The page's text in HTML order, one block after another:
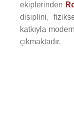
ekiplerinden
disiplini,
katkıyla
çıkmaktadır.